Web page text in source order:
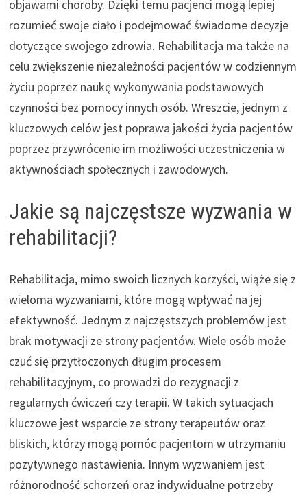
objawami choroby. Dzięki temu pacjenci mogą lepiej
rozumieć swoje ciało i podejmować świadome decyzje
dotyczące swojego zdrowia. Rehabilitacja ma także na
celu zwiększenie niezależności pacjentów w codziennym
życiu poprzez naukę wykonywania podstawowych
czynności bez pomocy innych osób. Wreszcie, jednym z
kluczowych celów jest poprawa jakości życia pacjentów
poprzez przywrócenie im możliwości uczestniczenia w
aktywnościach społecznych i zawodowych.
Jakie są najczęstsze wyzwania w
rehabilitacji?
Rehabilitacja, mimo swoich licznych korzyści, wiąże się z
wieloma wyzwaniami, które mogą wpływać na jej
efektywność. Jednym z najczęstszych problemów jest
brak motywacji ze strony pacjentów. Wiele osób może
czuć się przytłoczonych długim procesem
rehabilitacyjnym, co prowadzi do rezygnacji z
regularnych ćwiczeń czy terapii. W takich sytuacjach
kluczowe jest wsparcie ze strony terapeutów oraz
bliskich, którzy mogą pomóc pacjentom w utrzymaniu
pozytywnego nastawienia. Innym wyzwaniem jest
różnorodność schorzeń oraz indywidualne potrzeby